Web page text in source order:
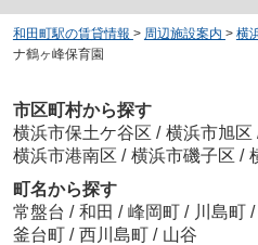
和田町駅の賃貸情報 > 周辺施設案内 > 横
ナ鶴ヶ峰保育園
市区町村から探す
横浜市保土ケ谷区 / 横浜市旭区
横浜市港南区 / 横浜市磯子区 /
町名から探す
常盤台 / 和田 / 峰岡町 / 川島町 /
釜台町 / 西川島町 / 山谷